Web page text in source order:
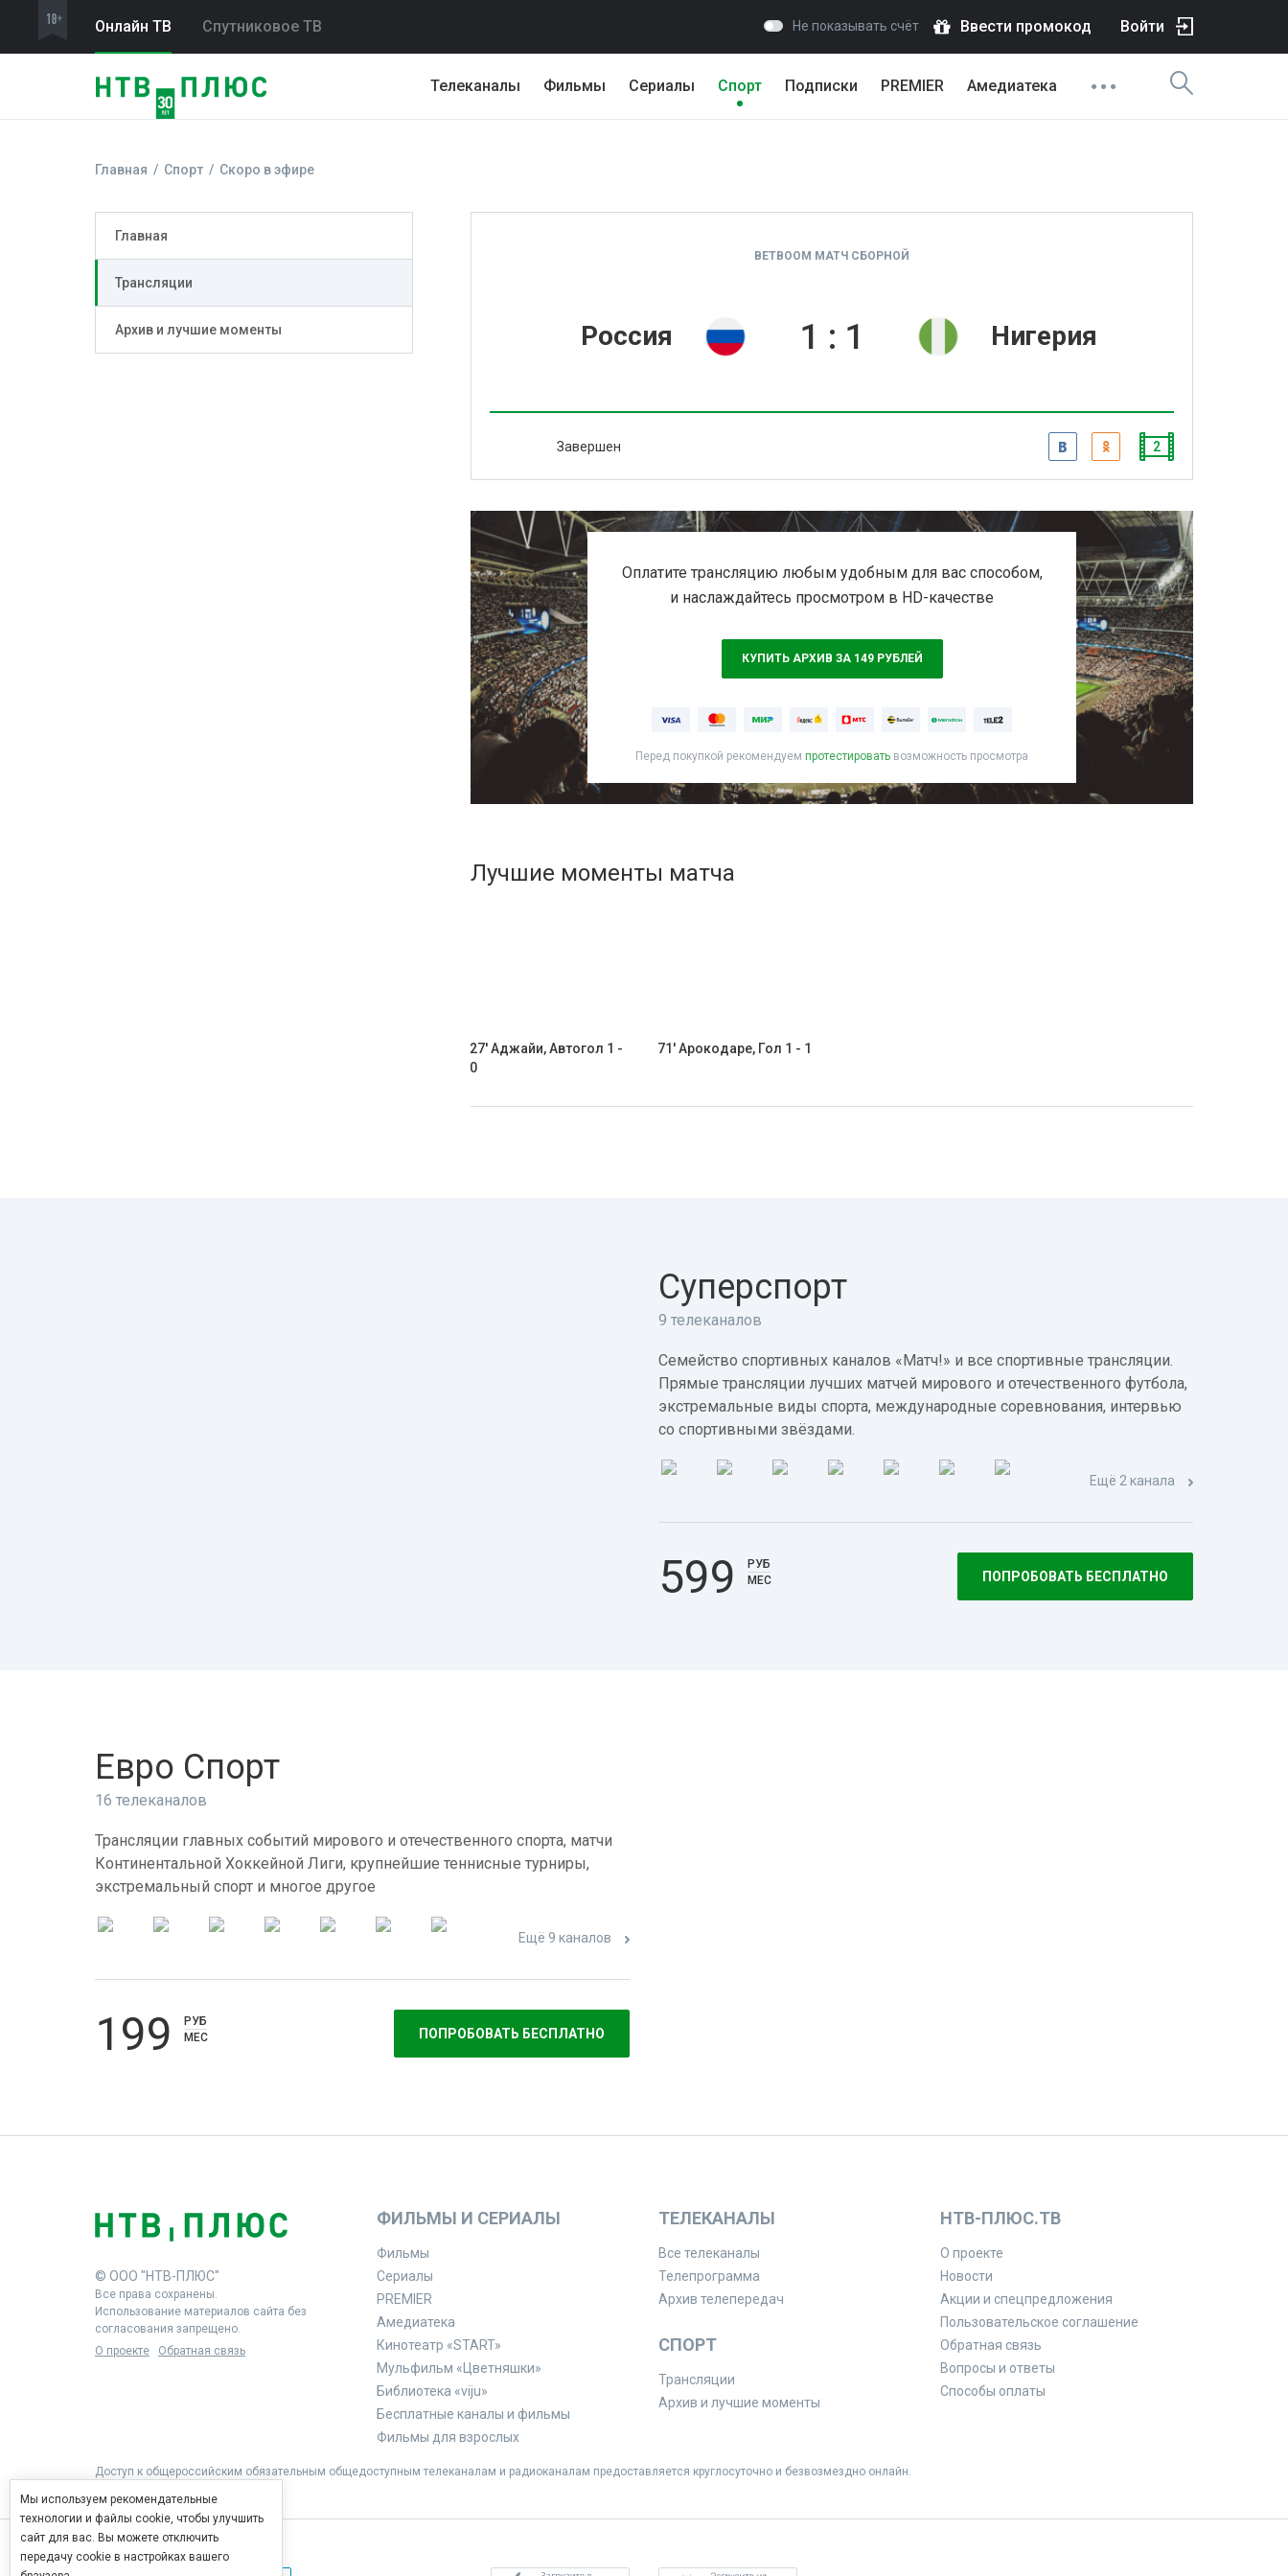
Онлайн ТВ Спутниковое ТВ Не показывать счёт Ввести промокод Войти
Телеканалы Фильмы Сериалы Спорт Подписки PREMIER Амедиатека
Главная Спорт Скоро в эфире
Главная
Трансляции
Архив и лучшие моменты
BETBOOM МАТЧ СБОРНОЙ
Россия Нигерия
1 : 1
Завершен 2
Оплатите трансляцию любым удобным для вас способом,
и наслаждайтесь просмотром в HD-качестве
КУПИТЬ АРХИВ ЗА 149 РУБЛЕЙ
Перед покупкой рекомендуем протестировать возможность просмотра
Лучшие моменты матча
27' Аджайи, Автогол 1 -
0
71' Арокодаре, Гол 1 - 1
Суперспорт
9 телеканалов
Семейство спортивных каналов «Матч!» и все спортивные трансляции.
Прямые трансляции лучших матчей мирового и отечественного футбола,
экстремальные виды спорта, международные соревнования, интервью
со спортивными звёздами.
Ещё 2 канала
599
РУБ
МЕС
ПОПРОБОВАТЬ БЕСПЛАТНО
Евро Спорт
16 телеканалов
Трансляции главных событий мирового и отечественного спорта, матчи
Континентальной Хоккейной Лиги, крупнейшие теннисные турниры,
экстремальный спорт и многое другое
Ещё 9 каналов
199
РУБ
МЕС
ПОПРОБОВАТЬ БЕСПЛАТНО
© ООО "НТВ-ПЛЮС"
Все права сохранены.
Использование материалов сайта без
согласования запрещено.
О проекте
Обратная связь
ФИЛЬМЫ И СЕРИАЛЫ
Фильмы
Сериалы
PREMIER
Амедиатека
Кинотеатр «START»
Мульфильм «Цветняшки»
Библиотека «viju»
Бесплатные каналы и фильмы
Фильмы для взрослых
ТЕЛЕКАНАЛЫ
Все телеканалы
Телепрограмма
Архив телепередач
СПОРТ
Трансляции
Архив и лучшие моменты
НТВ-ПЛЮС.ТВ
О проекте
Новости
Акции и спецпредложения
Пользовательское соглашение
Обратная связь
Вопросы и ответы
Способы оплаты
Доступ к общероссийским обязательным общедоступным телеканалам и радиоканалам предоставляется круглосуточно и безвозмездно онлайн.
Мы используем рекомендательные
технологии и файлы cookie, чтобы улучшить
сайт для вас. Вы можете отключить
передачу cookie в настройках вашего